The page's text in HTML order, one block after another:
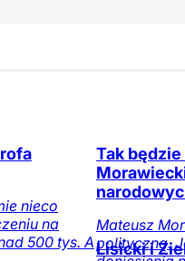
nieco
na
500 tys. A
Tak
Mateusz
polityczną.
Lisicki i